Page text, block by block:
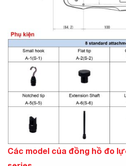
Các model của đồng hồ đo